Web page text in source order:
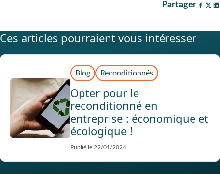
Partager
Ces articles pourraient vous intéresser
Blog Reconditionnés
Opter pour le
reconditionné en
entreprise : économique et
écologique !
Publié le 22/01/2024